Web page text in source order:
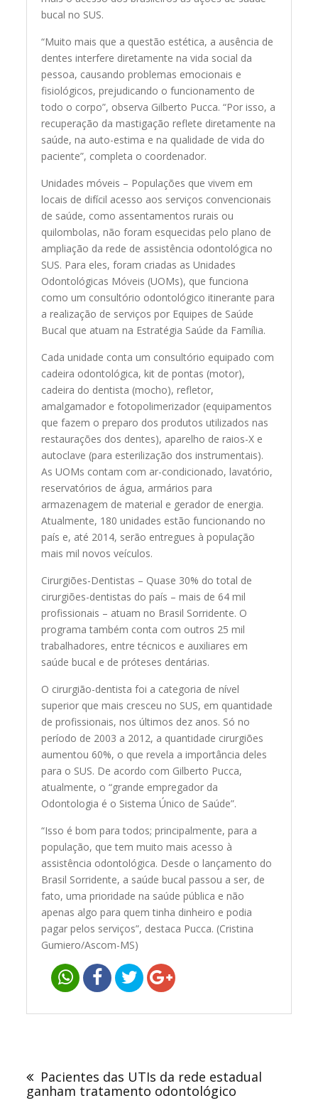
bucal no SUS.
“Muito mais que a questão estética, a ausência de
dentes interfere diretamente na vida social da
pessoa, causando problemas emocionais e
fisiológicos, prejudicando o funcionamento de
todo o corpo”, observa Gilberto Pucca. “Por isso, a
recuperação da mastigação reflete diretamente na
saúde, na auto-estima e na qualidade de vida do
paciente”, completa o coordenador.
Unidades móveis – Populações que vivem em
locais de difícil acesso aos serviços convencionais
de saúde, como assentamentos rurais ou
quilombolas, não foram esquecidas pelo plano de
ampliação da rede de assistência odontológica no
SUS. Para eles, foram criadas as Unidades
Odontológicas Móveis (UOMs), que funciona
como um consultório odontológico itinerante para
a realização de serviços por Equipes de Saúde
Bucal que atuam na Estratégia Saúde da Família.
Cada unidade conta um consultório equipado com
cadeira odontológica, kit de pontas (motor),
cadeira do dentista (mocho), refletor,
amalgamador e fotopolimerizador (equipamentos
que fazem o preparo dos produtos utilizados nas
restaurações dos dentes), aparelho de raios-X e
autoclave (para esterilização dos instrumentais).
As UOMs contam com ar-condicionado, lavatório,
reservatórios de água, armários para
armazenagem de material e gerador de energia.
Atualmente, 180 unidades estão funcionando no
país e, até 2014, serão entregues à população
mais mil novos veículos.
Cirurgiões-Dentistas – Quase 30% do total de
cirurgiões-dentistas do país – mais de 64 mil
profissionais – atuam no Brasil Sorridente. O
programa também conta com outros 25 mil
trabalhadores, entre técnicos e auxiliares em
saúde bucal e de próteses dentárias.
O cirurgião-dentista foi a categoria de nível
superior que mais cresceu no SUS, em quantidade
de profissionais, nos últimos dez anos. Só no
período de 2003 a 2012, a quantidade cirurgiões
aumentou 60%, o que revela a importância deles
para o SUS. De acordo com Gilberto Pucca,
atualmente, o “grande empregador da
Odontologia é o Sistema Único de Saúde”.
“Isso é bom para todos; principalmente, para a
população, que tem muito mais acesso à
assistência odontológica. Desde o lançamento do
Brasil Sorridente, a saúde bucal passou a ser, de
fato, uma prioridade na saúde pública e não
apenas algo para quem tinha dinheiro e podia
pagar pelos serviços”, destaca Pucca. (Cristina
Gumiero/Ascom-MS)
PostPacientes das UTIs da rede estadual
ganham tratamento odontológico